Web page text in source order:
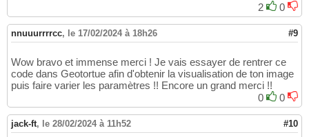
14
15
16
18
19
20
21
22
23
// Nombre de tours par segment
  nbtours := nbt
// Facteur d'homothétie entre un petit
  xL := xxL
// Inclinaison vers le haut
2 0
nnuuurrrrcc, le 17/02/2024 à 18h26 #9
Wow bravo et immense merci ! Je vais essayer de rentrer ce
code dans Geotortue afin d'obtenir la visualisation de ton image
puis faire varier les paramètres !! Encore un grand merci !!
0
0
jack-ft, le 28/02/2024 à 11h52 #10